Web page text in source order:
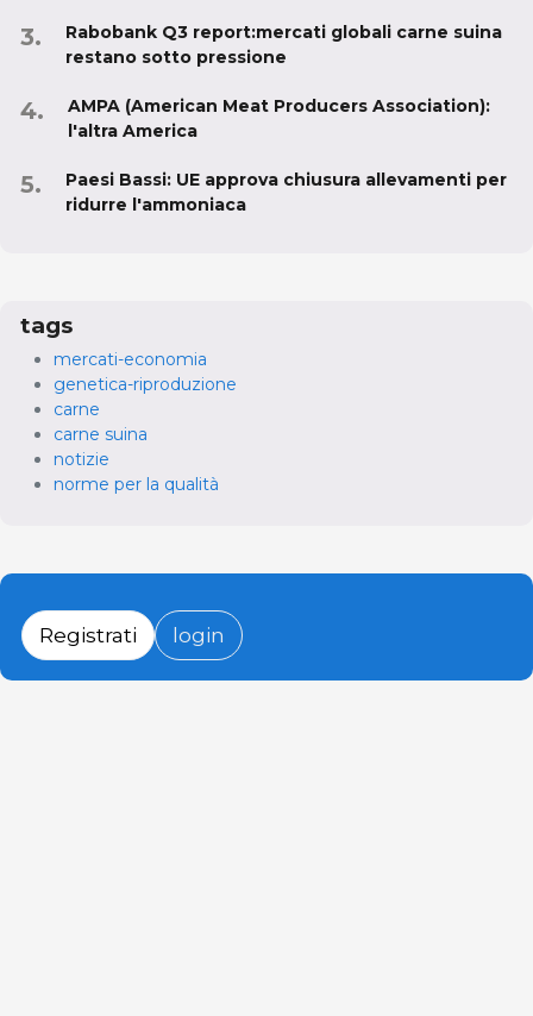
Rabobank Q3 report:mercati globali carne suina
restano sotto pressione
AMPA (American Meat Producers Association):
l'altra America
Paesi Bassi: UE approva chiusura allevamenti per
ridurre l'ammoniaca
tags
mercati-economia
genetica-riproduzione
carne
carne suina
notizie
norme per la qualità
Registrati login